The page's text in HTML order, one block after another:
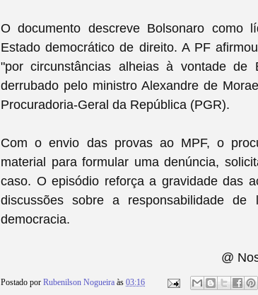
O documento descreve Bolsonaro
Estado democrático de direito. A PF
"por circunstâncias alheias à vontade
derrubado pelo ministro Alexandre de
Procuradoria-Geral da República (PGR).
Com o envio das provas ao MPF, o
material para formular uma denúncia,
caso. O episódio reforça a gravidade das
discussões sobre a responsabilidade
democracia.
@
Postado por Rubenilson Nogueira às 03:16